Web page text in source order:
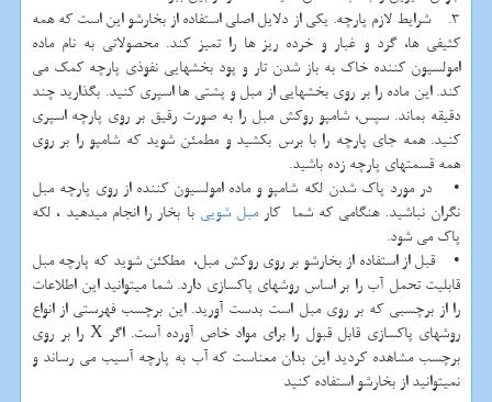
3. شرایط لازم پارچه. یکی از دلایل اصلی استفاده از بخارشو این است که همه
کثیفی ها، گرد و غبار و خرده ریز ها را تمیز کند. محصولاتی به نام ماده
امولسیون کننده خاک به باز شدن تار و پود بخشهایی نفوذی پارچه کمک می
کند. این ماده را بر روی بخشهایی از مبل و پشتی ها اسپری کنید. بگذارید چند
دقیقه بماند. سپس، شامپو روکش مبل را به صورت رقیق بر روی پارچه اسپری
کنید. همه جای پارچه را با برس بکشید و مطمئن شوید که شامپو را بر روی
همه قسمتهای پارچه زده باشید.
• در مورد پاک شدن لکه شامپو و ماده امولسیون کننده از روی پارچه مبل
نگران نباشید. هنگامی که شما کارمبل شویی با بخار را انجام میدهید ، لکه
پاک می شود.
• قبل از استفاده از بخارشو بر روی روکش مبل، مطکئن شوید که پارچه مبل
قابلیت تحمل آب را بر اساس روشهای پاکسازی دارد. شما میتوانید این اطلاعات
را از برچسبی که بر روی مبل است بدست آورید. این برچسب فهرستی از انواع
روشهای پاکسازی قابل قبول را برای مواد خاص آورده آست. اگر X را بر روی
برچسب مشاهده کردید این بدان معناست که آب به پارچه آسیب می رساند و
نمیتوانید از بخارشو استفاده کنید